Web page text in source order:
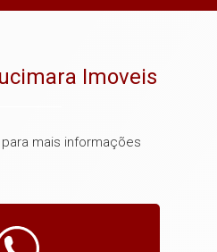
Imoveis
mais informações